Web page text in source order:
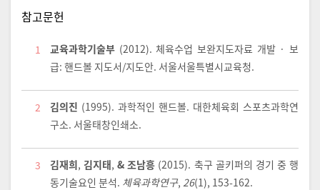
참고문헌
1 교육과학기술부 (2012).체육수업 보완지도자료 개발 · 보
급: 핸드볼 지도서/지도안. 서울서울특별시교육청.
2 김의진 (1995). 과학적인 핸드볼. 대한체육회 스포츠과학연
구소. 서울태창인쇄소.
3 김재희, 김지태,& 조남흥 (2015). 축구 골키퍼의 경기 중 행
동기술요인 분석. 체육과학연구, 26(1), 153-162.